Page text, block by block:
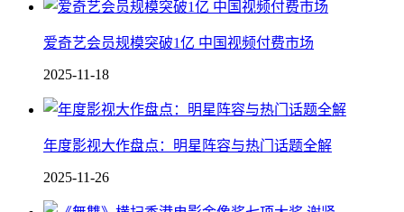
爱奇艺会员规模突破1亿 中国视频付费市场
2025-11-18
年度影视大作盘点：明星阵容与热门话题全解
2025-11-26